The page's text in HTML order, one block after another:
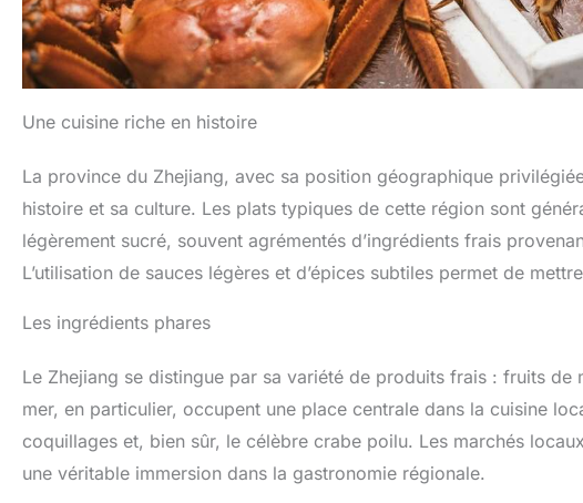
Une cuisine riche en histoire
La province du Zhejiang, avec sa position géographique
histoire et sa culture. Les plats typiques de cette région sont
légèrement sucré, souvent agrémentés d’ingrédients frais
L’utilisation de sauces légères et d’épices subtiles permet de
Les ingrédients phares
Le Zhejiang se distingue par sa variété de produits frais : fruits
mer, en particulier, occupent une place centrale dans la cuisine
coquillages et, bien sûr, le célèbre crabe poilu. Les marchés
une véritable immersion dans la gastronomie régionale.